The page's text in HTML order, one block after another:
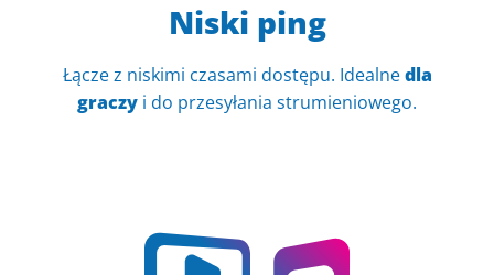
Niski ping
Łącze z niskimi czasami dostępu. Idealnedla
graczy i do przesyłania strumieniowego.